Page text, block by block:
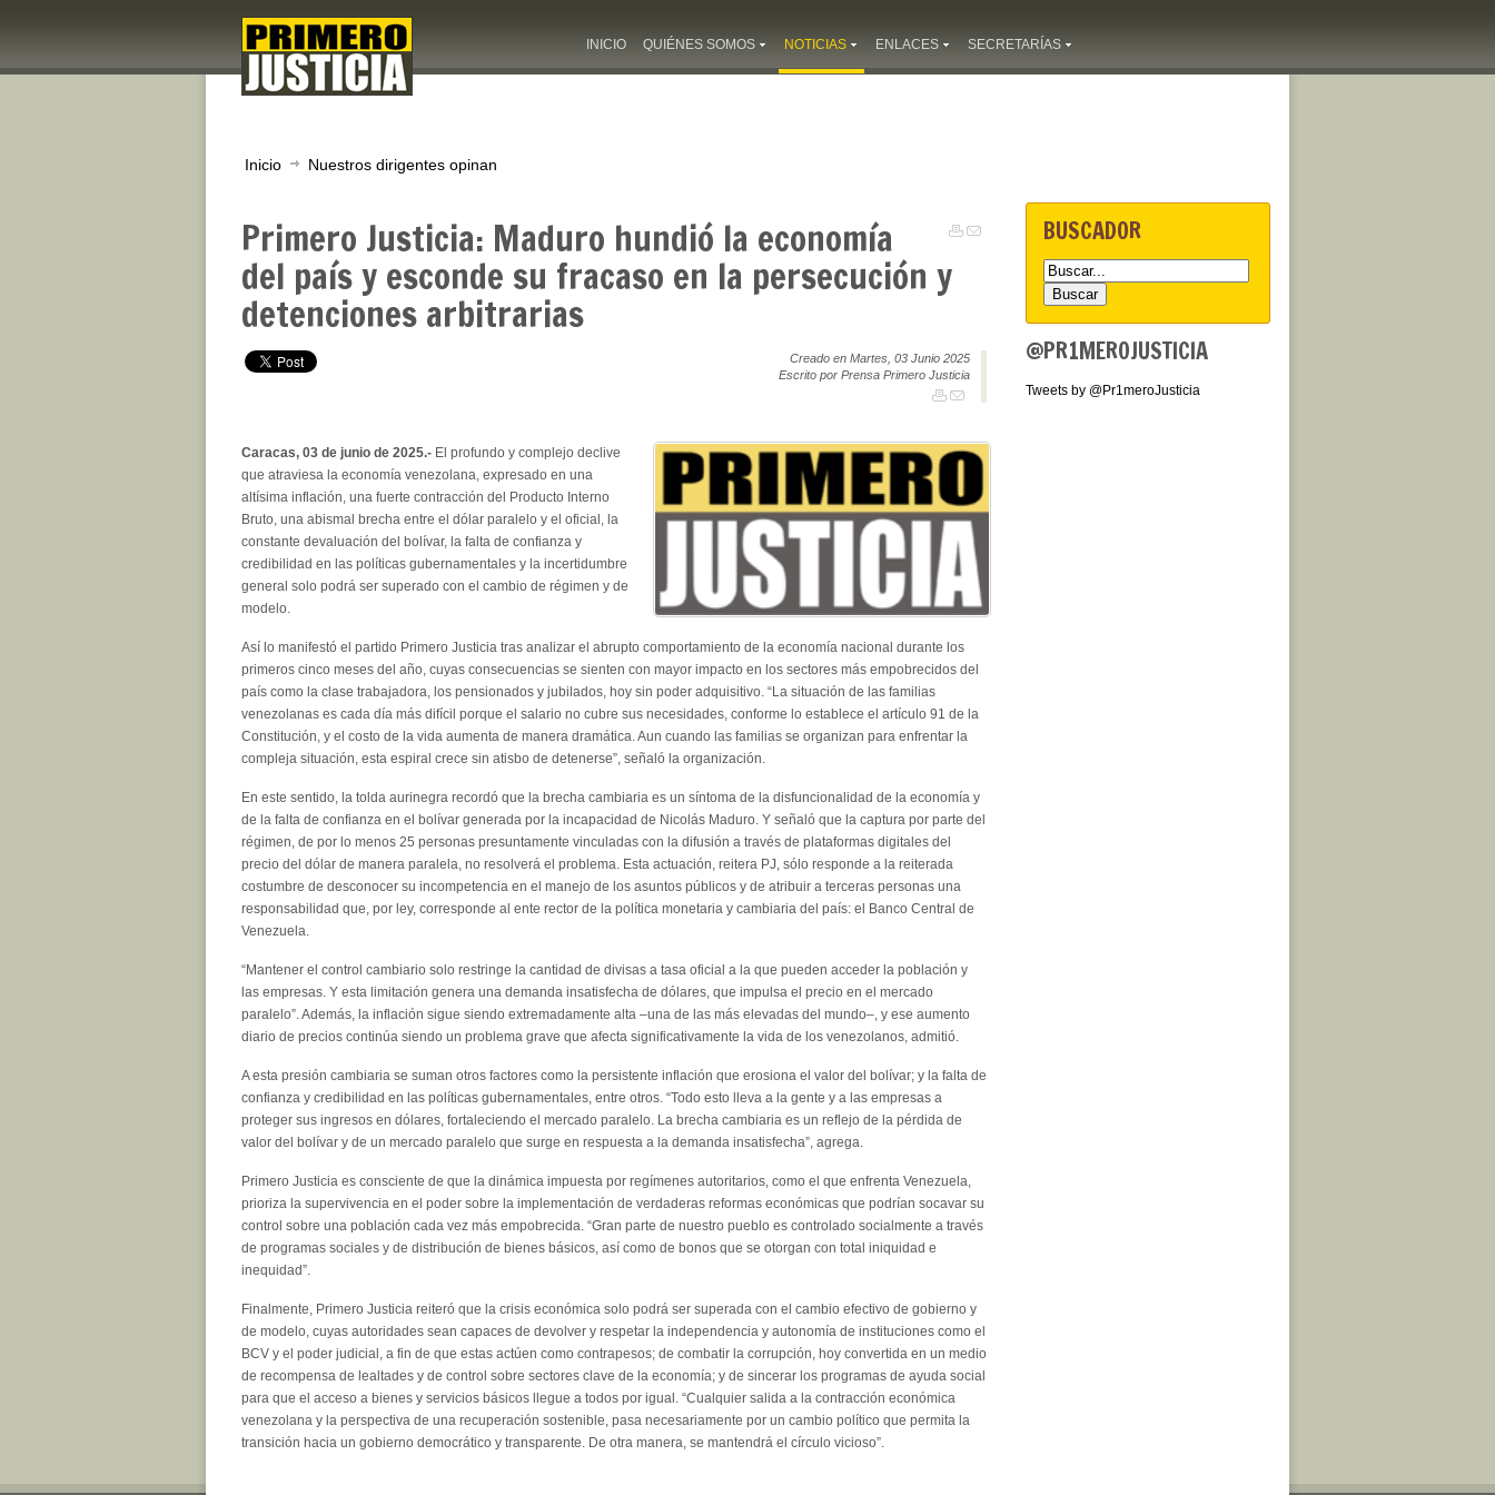
INICIO QUIÉNES SOMOS NOTICIAS ENLACES SECRETARÍAS
Inicio Nuestros dirigentes opinan
Primero Justicia: Maduro hundió la economía
del país y esconde su fracaso en la persecución y
detenciones arbitrarias
Creado en Martes, 03 Junio 2025
Escrito por Prensa Primero Justicia
Caracas, 03 de junio de 2025.- El profundo y complejo declive
que atraviesa la economía venezolana, expresado en una
altísima inflación, una fuerte contracción del Producto Interno
Bruto, una abismal brecha entre el dólar paralelo y el oficial, la
constante devaluación del bolívar, la falta de confianza y
credibilidad en las políticas gubernamentales y la incertidumbre
general solo podrá ser superado con el cambio de régimen y de
modelo.
Así lo manifestó el partido Primero Justicia tras analizar el abrupto comportamiento de la economía nacional durante los
primeros cinco meses del año, cuyas consecuencias se sienten con mayor impacto en los sectores más empobrecidos del
país como la clase trabajadora, los pensionados y jubilados, hoy sin poder adquisitivo. “La situación de las familias
venezolanas es cada día más difícil porque el salario no cubre sus necesidades, conforme lo establece el artículo 91 de la
Constitución, y el costo de la vida aumenta de manera dramática. Aun cuando las familias se organizan para enfrentar la
compleja situación, esta espiral crece sin atisbo de detenerse”, señaló la organización.
En este sentido, la tolda aurinegra recordó que la brecha cambiaria es un síntoma de la disfuncionalidad de la economía y
de la falta de confianza en el bolívar generada por la incapacidad de Nicolás Maduro. Y señaló que la captura por parte del
régimen, de por lo menos 25 personas presuntamente vinculadas con la difusión a través de plataformas digitales del
precio del dólar de manera paralela, no resolverá el problema. Esta actuación, reitera PJ, sólo responde a la reiterada
costumbre de desconocer su incompetencia en el manejo de los asuntos públicos y de atribuir a terceras personas una
responsabilidad que, por ley, corresponde al ente rector de la política monetaria y cambiaria del país: el Banco Central de
Venezuela.
“Mantener el control cambiario solo restringe la cantidad de divisas a tasa oficial a la que pueden acceder la población y
las empresas. Y esta limitación genera una demanda insatisfecha de dólares, que impulsa el precio en el mercado
paralelo”. Además, la inflación sigue siendo extremadamente alta –una de las más elevadas del mundo–, y ese aumento
diario de precios continúa siendo un problema grave que afecta significativamente la vida de los venezolanos, admitió.
A esta presión cambiaria se suman otros factores como la persistente inflación que erosiona el valor del bolívar; y la falta de
confianza y credibilidad en las políticas gubernamentales, entre otros. “Todo esto lleva a la gente y a las empresas a
proteger sus ingresos en dólares, fortaleciendo el mercado paralelo. La brecha cambiaria es un reflejo de la pérdida de
valor del bolívar y de un mercado paralelo que surge en respuesta a la demanda insatisfecha”, agrega.
Primero Justicia es consciente de que la dinámica impuesta por regímenes autoritarios, como el que enfrenta Venezuela,
prioriza la supervivencia en el poder sobre la implementación de verdaderas reformas económicas que podrían socavar su
control sobre una población cada vez más empobrecida. “Gran parte de nuestro pueblo es controlado socialmente a través
de programas sociales y de distribución de bienes básicos, así como de bonos que se otorgan con total iniquidad e
inequidad”.
Finalmente, Primero Justicia reiteró que la crisis económica solo podrá ser superada con el cambio efectivo de gobierno y
de modelo, cuyas autoridades sean capaces de devolver y respetar la independencia y autonomía de instituciones como el
BCV y el poder judicial, a fin de que estas actúen como contrapesos; de combatir la corrupción, hoy convertida en un medio
de recompensa de lealtades y de control sobre sectores clave de la economía; y de sincerar los programas de ayuda social
para que el acceso a bienes y servicios básicos llegue a todos por igual. “Cualquier salida a la contracción económica
venezolana y la perspectiva de una recuperación sostenible, pasa necesariamente por un cambio político que permita la
transición hacia un gobierno democrático y transparente. De otra manera, se mantendrá el círculo vicioso”.
BUSCADOR
@PR1MEROJUSTICIA
Tweets by @Pr1meroJusticia